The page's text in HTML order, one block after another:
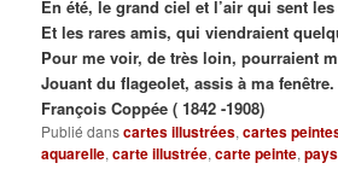
En été, le grand ciel et l’air qui sent
Et les rares amis, qui viendraient
Pour me voir, de très loin, pourraient
Jouant du flageolet, assis à ma fenêtre.
François Coppée ( 1842 -1908)
Publié danscartes illustrées,cartes
aquarelle,carte illustrée,carte peinte,